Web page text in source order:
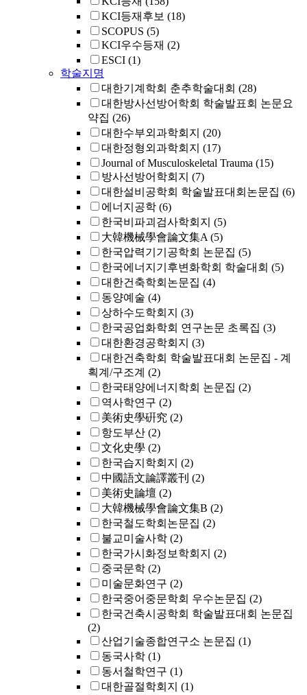
KCI등재후보 (18)
SCOPUS (5)
KCI우수등재 (2)
ESCI (1)
학술지명
대한기계학회 춘추학술대회 (28)
대한방사선방어학회 학술발표회 논문요
약집 (26)
대한수부외과학회지 (20)
대한정형외과학회지 (17)
Journal of Musculoskeletal Trauma (15)
방사선방어학회지 (7)
대한설비공학회 학술발표대회논문집 (6)
에너지공학 (6)
한국비파괴검사학회지 (5)
大韓機械學會論文集A (5)
한국압력기기공학회 논문집 (5)
한국에너지기후변화학회 학술대회 (5)
대한건축학회논문집 (4)
동양예술 (4)
상하수도학회지 (3)
한국공업화학회 연구논문 초록집 (3)
대한환경공학회지 (3)
대한건축학회 학술발표대회 논문집 - 계
획계/구조계 (2)
한국태양에너지학회 논문집 (2)
역사학연구 (2)
美術史學硏究 (2)
항도부산 (2)
文化史學 (2)
한국습지학회지 (2)
中國語文論譯叢刊 (2)
美術史論壇 (2)
大韓機械學會論文集B (2)
한국철도학회논문집 (2)
불교미술사학 (2)
한국가시화정보학회지 (2)
중국문학 (2)
미술문화연구 (2)
한국중어중문학회 우수논문집 (2)
한국건축시공학회 학술발표대회 논문집
(2)
산업기술종합연구소 논문집 (1)
동국사학 (1)
동서철학연구 (1)
대한골절학회지 (1)